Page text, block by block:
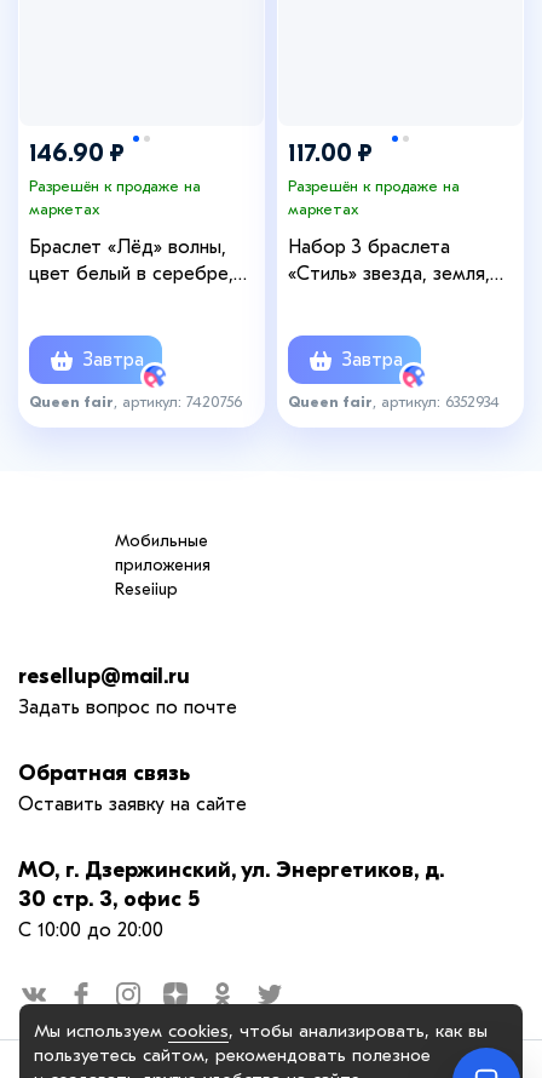
146.90 ₽
Разрешён к продаже на
маркетах
Браслет «Лёд» волны,
цвет белый в серебре,
Завтра
Queen fair , артикул: 7420756
117.00 ₽
Разрешён к продаже на
маркетах
Набор 3 браслета
«Стиль» звезда, земля,
Завтра
Queen fair , артикул: 6352934
Мобильные
приложения
Reseiiup
resellup@mail.ru
Задать вопрос по почте
Обратная связь
Оставить заявку на сайте
МО, г. Дзержинский, ул. Энергетиков, д.
30 стр. 3, офис 5
С 10:00 до 20:00
Мы используем cookies, чтобы анализировать, как вы
пользуетесь сайтом, рекомендовать полезное